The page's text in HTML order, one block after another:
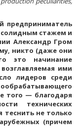
предприниматель
солидным стажем и
Александр Гром
никто (даже они
это начинание
ими
лидеров среди
того — благодаря
технических
теснить не только
(причем